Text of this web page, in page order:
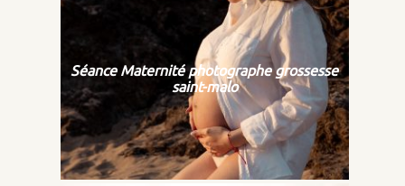
Séance Maternité photographe grossesse
saint-malo